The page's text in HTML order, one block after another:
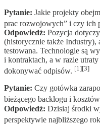
Pytanie: Jakie projekty
prac rozwojowych” i czy ich
Odpowiedź: Pozycja
(historycznie także Industry),
testowana. Technologie są
i kontraktach, a w razie
dokonywać odpisów. [1][3]
Pytanie: Czy gotówka
bieżącego backlogu i
Odpowiedź: Dzisiaj środki
perspektywie najbliższego